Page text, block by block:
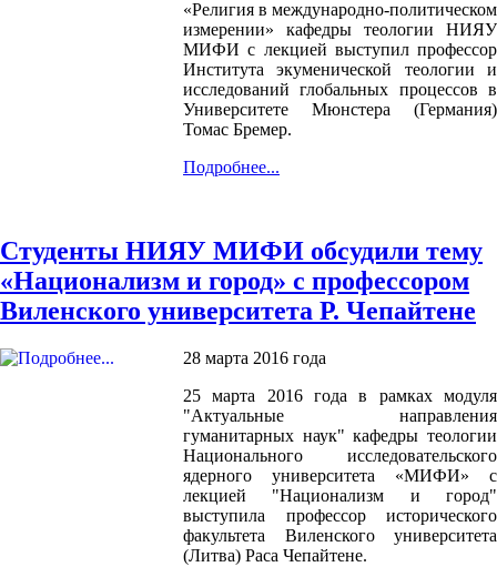
«Религия в международно-политическом
измерении» кафедры теологии НИЯУ
МИФИ с лекцией выступил профессор
Института экуменической теологии и
исследований глобальных процессов в
Университете Мюнстера (Германия)
Томас Бремер.
Подробнее...
Студенты НИЯУ МИФИ обсудили тему
«Национализм и город» с профессором
Виленского университета Р. Чепайтене
28 марта 2016 года
25 марта 2016 года в рамках модуля
"Актуальные направления
гуманитарных наук" кафедры теологии
Национального исследовательского
ядерного университета «МИФИ» с
лекцией "Национализм и город"
выступила профессор исторического
факультета Виленского университета
(Литва) Раса Чепайтене.